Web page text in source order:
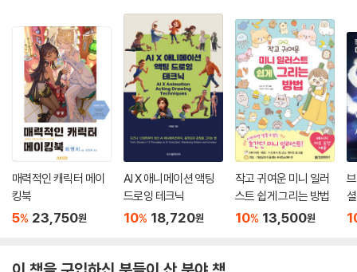
매력적인 캐릭터 메이
킹북
5% 23,750원
AI X 애니메이션 액팅
드로잉 테크닉
10% 18,720원
작고 귀여운 미니 일러
스트 쉽게 그리는 방법
10% 13,500원